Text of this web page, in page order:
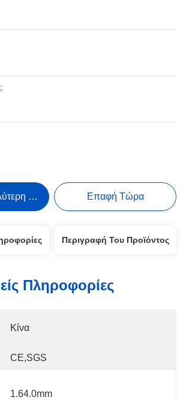
Τιμή Επαφή Τώρα
Περιγραφή Του Προϊόντος
Πληροφορίες
Κίνα
CE,SGS
1.64.0mm